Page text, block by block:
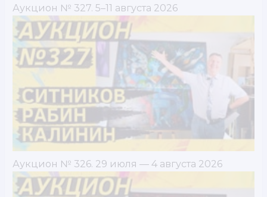
Аукцион № 327. 5–11 августа 2026
Аукцион № 326. 29 июля — 4 августа 2026